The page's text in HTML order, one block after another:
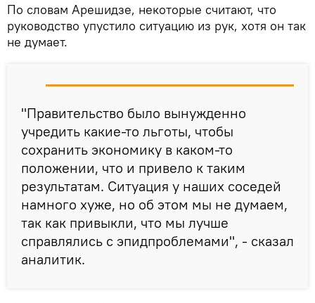
По словам Арешидзе, некоторые считают, что
руководство упустило ситуацию из рук, хотя он так
не думает.
"Правительство было вынужденно
учредить какие-то льготы, чтобы
сохранить экономику в каком-то
положении, что и привело к таким
результатам. Ситуация у наших соседей
намного хуже, но об этом мы не думаем,
так как привыкли, что мы лучше
справлялись с эпидпроблемами", - сказал
аналитик.